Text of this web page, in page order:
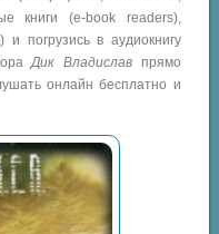
книги (e-book readers),
и погрузись в аудиокнигу
Дик Владиславпрямо
онлайн бесплатно и